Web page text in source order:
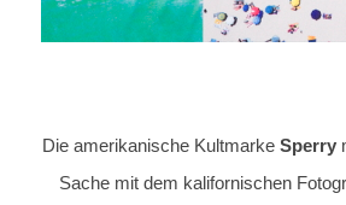
Die amerikanische Kultmarke Sperry
Sache mit dem kalifornischen